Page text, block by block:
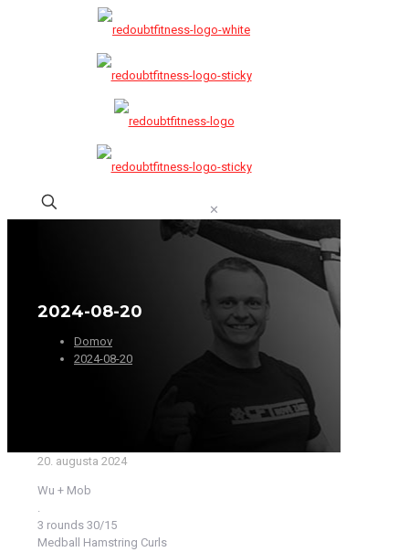
✕
2024-08-20
Domov
2024-08-20
20. augusta 2024
Wu + Mob
.
3 rounds 30/15
Medball Hamstring Curls